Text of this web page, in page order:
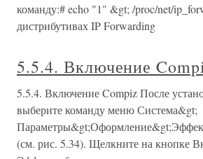
команду:# echo "1" &gt; /proc/net/
дистрибутивах IP Forwarding
5.5.4. Включение
5.5.4. Включение Compiz После
выберите команду меню Система&gt;
(см. рис. 5.34). Щелкните на кнопке